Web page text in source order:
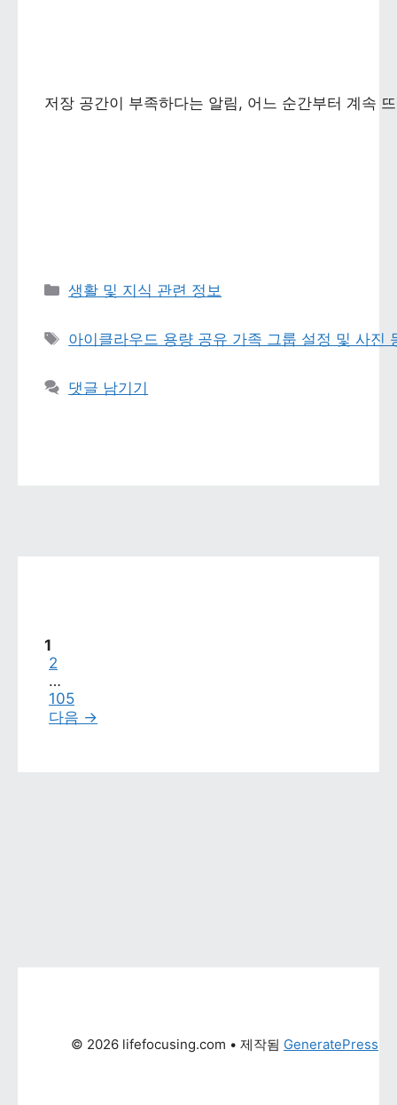
저장 공간이 부족하다는 알림, 어느 순간부터 계속
카테고리
생활 및 지식 관련 정보
태그
아이클라우드 용량 공유 가족 그룹 설정 및 사진
댓글 남기기
페이지
1
페이지
2
…
페이지
105
다음 →
© 2026 lifefocusing.com • 제작됨 GeneratePress